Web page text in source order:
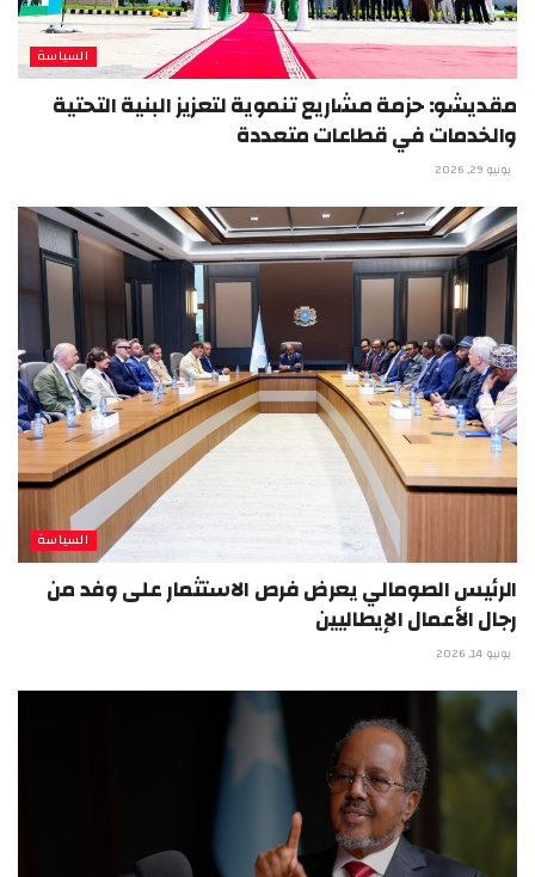
السياسة
مقديشو: حزمة مشاريع تنموية لتعزيز البنية التحتية
والخدمات في قطاعات متعددة
يونيو 29, 2026
السياسة
الرئيس الصومالي يعرض فرص الاستثمار على وفد من
رجال الأعمال الإيطاليين
يونيو 14, 2026